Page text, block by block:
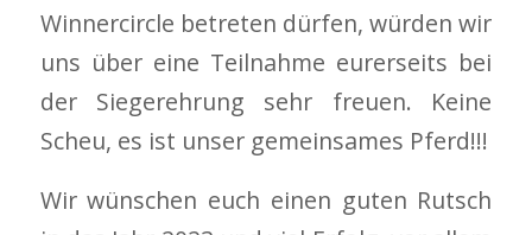
Winnercircle betreten dürfen, würden wir
uns über eine Teilnahme eurerseits bei
der Siegerehrung sehr freuen. Keine
Scheu, es ist unser gemeinsames Pferd!!!
Wir wünschen euch einen guten Rutsch